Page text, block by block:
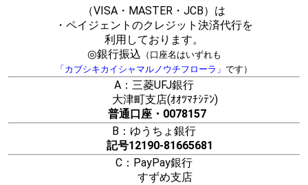
（VISA・MASTER・JCB）は
・ペイジェントのクレジット決済代行を
利用しております。
◎銀行振込 （口座名はいずれも
「カブシキカイシャマルノウチフローラ」 です）
A：三菱UFJ銀行
大津町支店(ｵｵﾂﾏﾁｼﾃﾝ)
普通口座・0078157
B：ゆうちょ銀行
記号12190-81665681
C：PayPay銀行
すずめ支店